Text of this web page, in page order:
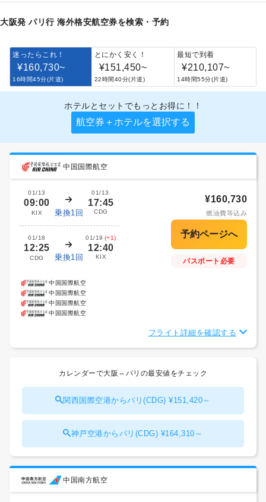
大阪発 パリ行 海外格安航空券を検索・予約
迷ったらこれ！
¥160,730~
16時間45分(片道)
とにかく安く！
¥151,450~
22時間40分(片道)
最短で到着
¥210,107~
14時間55分(片道)
ホテルとセットでもっとお得に！！
航空券＋ホテルを選択する
中国国際航空
01/13
09:00
KIX 乗換1回
01/13
17:45
CDG
01/18
12:25
CDG 乗換1回
01/19 (+1)
12:40
KIX
¥160,730
燃油費等込み
パスポート必要
中国国際航空
中国国際航空
中国国際航空
中国国際航空
フライト詳細を確認する
カレンダーで大阪⇔パリの最安値をチェック
関西国際空港からパリ(CDG) ¥151,420～
神戸空港からパリ(CDG) ¥164,310～
中国南方航空